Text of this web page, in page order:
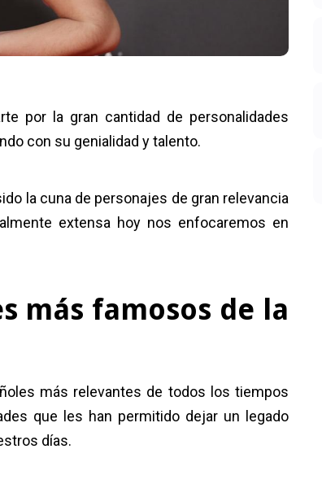
por la gran cantidad de personalidades
con su genialidad y talento.
la cuna de personajes de gran relevancia
extensa hoy nos enfocaremos en
más famosos de la
más relevantes de todos los tiempos
que les han permitido dejar un legado
días.